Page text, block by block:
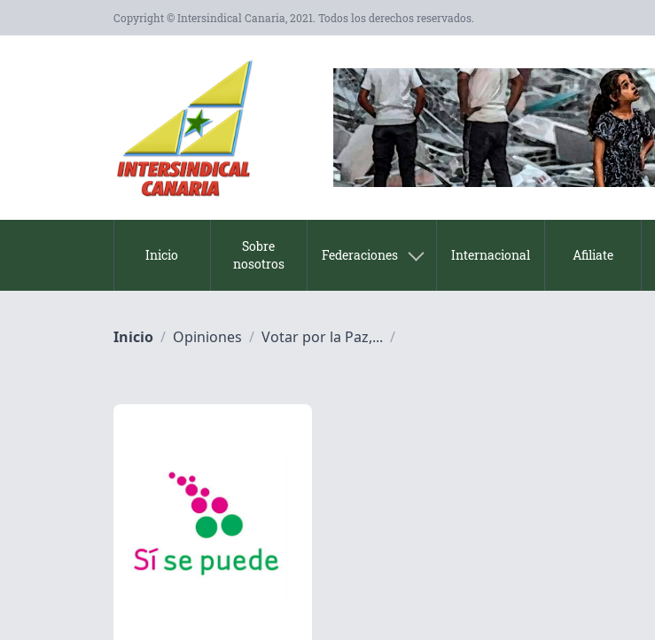
Copyright © Intersindical Canaria, 2021. Todos los derechos reservados.
Inicio
Sobre
nosotros
Federaciones Internacional Afiliate
Inicio / Opiniones / Votar por la Paz,... /